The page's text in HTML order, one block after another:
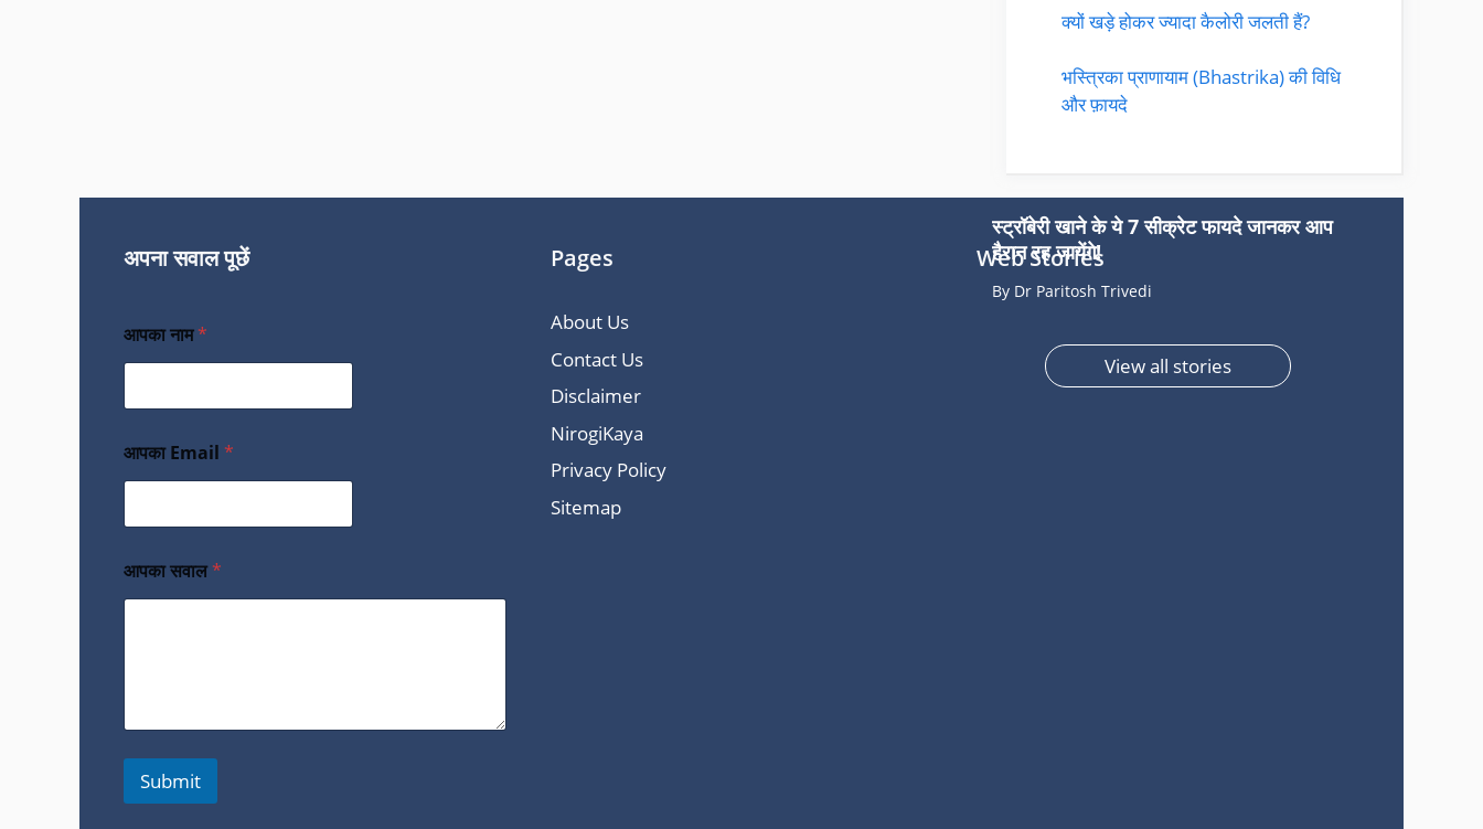
क्यों खड़े होकर ज्यादा कैलोरी जलती हैं?
भस्त्रिका प्राणायाम (Bhastrika) की विधि
और फ़ायदे
अपना सवाल पूछें
आपका नाम*
आपका Email *
आपका सवाल*
Submit
Pages
About Us
Contact Us
Disclaimer
NirogiKaya
Privacy Policy
Sitemap
Web Stories
स्ट्रॉबेरी खाने के ये 7 सीक्रेट फायदे जानकर आप
हैरान रह जायेंगे!
By Dr Paritosh Trivedi
View all stories